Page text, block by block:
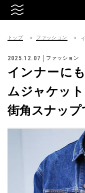
トップ ファッション
2025.12.07 ファッション
インナーに
ムジャケッ
街角スナップ